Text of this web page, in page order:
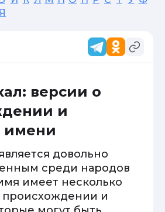
Я
версии о
и
имени
довольно
среди народов
имеет несколько
происхождении и